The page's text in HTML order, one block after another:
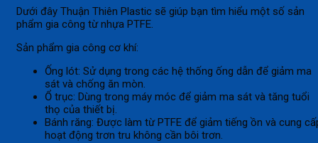
Dưới đây Thuận Thiên Plastic sẽ giúp bạn tìm hiểu một số sản
phẩm gia công từ nhựa PTFE.
Sản phẩm gia công cơ khí:
Ống lót: Sử dụng trong các hệ thống ống dẫn để giảm ma
sát và chống ăn mòn.
Ổ trục: Dùng trong máy móc để giảm ma sát và tăng tuổi
thọ của thiết bị.
Bánh răng: Được làm từ PTFE để giảm tiếng ồn và cung
hoạt động trơn tru không cần bôi trơn.